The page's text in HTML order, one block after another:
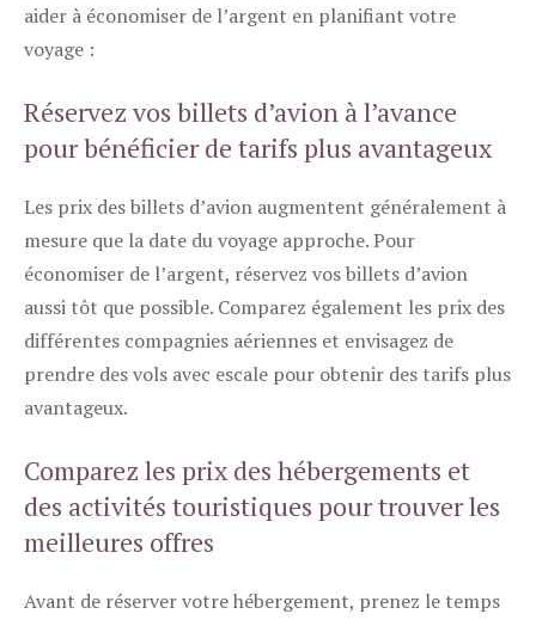
aider à économiser de l’argent en planifiant votre
voyage :
Réservez vos billets d’avion à l’avance
pour bénéficier de tarifs plus avantageux
Les prix des billets d’avion augmentent généralement à
mesure que la date du voyage approche. Pour
économiser de l’argent, réservez vos billets d’avion
aussi tôt que possible. Comparez également les prix des
différentes compagnies aériennes et envisagez de
prendre des vols avec escale pour obtenir des tarifs plus
avantageux.
Comparez les prix des hébergements et
des activités touristiques pour trouver les
meilleures offres
Avant de réserver votre hébergement, prenez le temps